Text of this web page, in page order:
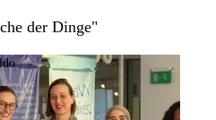
der Dinge"